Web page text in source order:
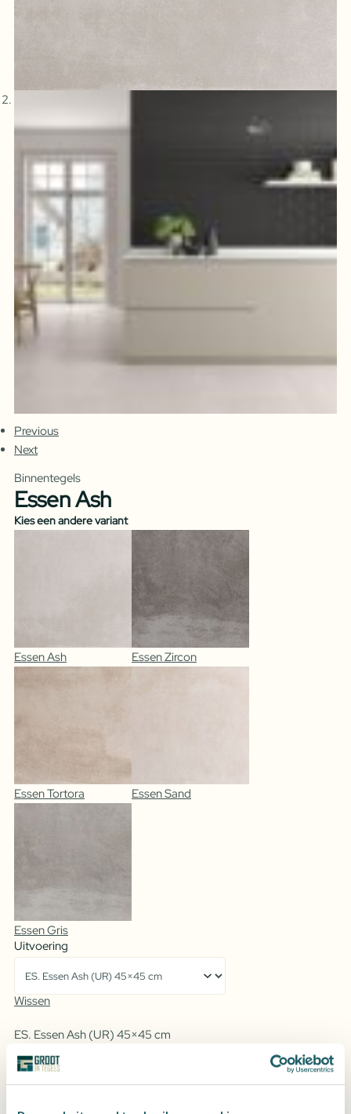
Previous
Next
Binnentegels
Essen Ash
Kies een andere variant
Essen Ash Essen Zircon
Essen Tortora Essen Sand
Essen Gris
Uitvoering
Wissen
ES. Essen Ash (UR) 45×45 cm
Hoeveel m2 heb je nodig?